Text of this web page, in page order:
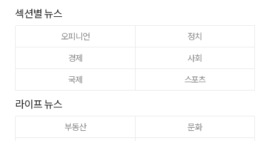
섹션별 뉴스
오피니언
정치
경제
사회
국제
스포츠
라이프 뉴스
부동산
문화